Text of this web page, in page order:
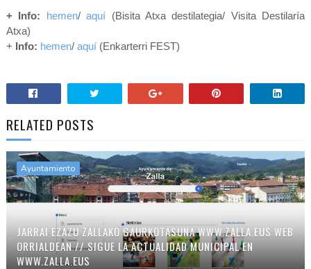
+ Info: hemen/aquí (Bisita Atxa destilategia/ Visita Destilaría
Atxa)
+ Info: hemen/aquí(Enkarterri FEST)
RELATED POSTS
Ayuntamiento
JARRAI EZAZU ZALLAKO GAURKOTASUNA WWW.ZALLA.EUS WEB
ORRIALDEAN // SIGUE LA ACTUALIDAD MUNICIPAL EN
WWW.ZALLA.EUS